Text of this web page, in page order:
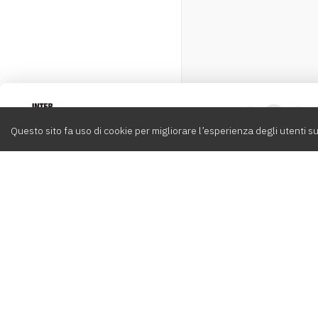
Questo sito fa uso di cookie per migliorare l’esperienza degli utenti